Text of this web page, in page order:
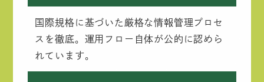
国際規格に基づいた厳格な情報管理プロセ
スを徹底。運用フロー自体が公的に認めら
れています。